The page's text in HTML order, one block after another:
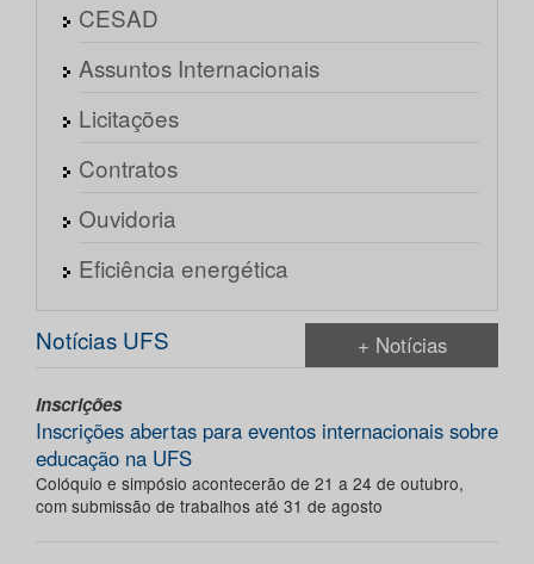
CESAD
Assuntos Internacionais
Licitações
Contratos
Ouvidoria
Eficiência energética
Notícias UFS + Notícias
Inscrições
Inscrições abertas para eventos internacionais sobre
educação na UFS
Colóquio e simpósio acontecerão de 21 a 24 de outubro,
com submissão de trabalhos até 31 de agosto